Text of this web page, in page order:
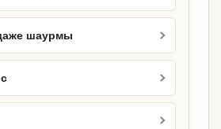
шаурмы